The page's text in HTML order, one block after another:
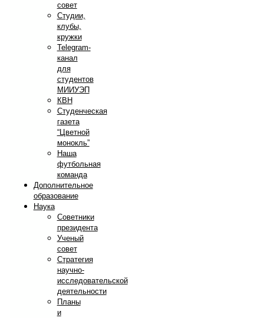
совет
Студии,
клубы,
кружки
Telegram-
канал
для
студентов
МИИУЭП
КВН
Студенческая
газета
“Цветной
монокль”
Наша
футбольная
команда
Дополнительное
образование
Наука
Советники
президента
Ученый
совет
Стратегия
научно-
исследовательской
деятельности
Планы
и